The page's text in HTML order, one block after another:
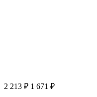
2 213 ₽ 1 671 ₽